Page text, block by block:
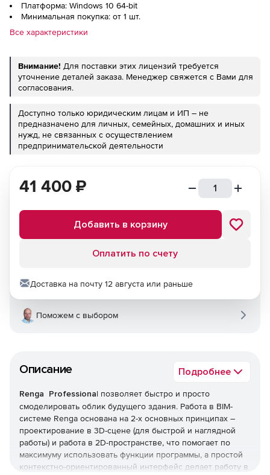
Платформа: Windows 10 64-bit
Минимальная покупка: от 1 шт.
Все характеристики
Внимание! Для поставки этих лицензий требуется
уточнение деталей заказа. Менеджер свяжется с Вами для
согласования.
Доступно только юридическим лицам и ИП – не
предназначено для личных, семейных, домашних и иных
нужд, не связанных с осуществлением
предпринимательской деятельности
Описание Подробнее
Renga Professional позволяет быстро и просто
смоделировать облик будущего здания. Работа в BIM-
системе Renga основана на 2-х основных принципах –
проектирование в 3D-сцене (для быстрой и наглядной
работы) и работа в 2D-пространстве, что помогает по
максимуму использовать функции программы, а простой
контекстно-ориентированный интерфейс делает работу в
41 400 ₽
Добавить в корзину
Оплатить по счету
Доставка на почту 12 августа или раньше
Поможем с выбором